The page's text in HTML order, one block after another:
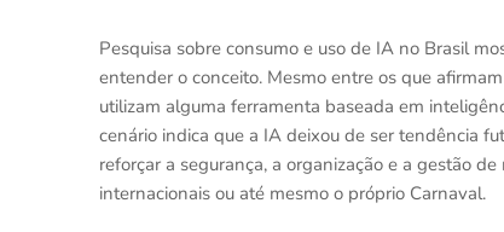
Pesquisa sobre consumo e uso de IA no Brasil
entender o conceito. Mesmo entre os que
utilizam alguma ferramenta baseada em
cenário indica que a IA deixou de ser tendência
reforçar a segurança, a organização e a gestão
internacionais ou até mesmo o próprio Carnaval.